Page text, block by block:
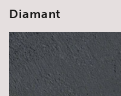
Diamant